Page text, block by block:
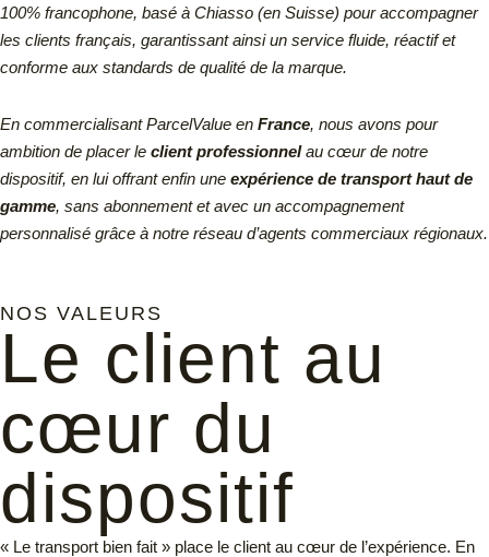
100% francophone, basé à Chiasso (en Suisse) pour accompagner
les clients français, garantissant ainsi un service fluide, réactif et
conforme aux standards de qualité de la marque.
En commercialisant ParcelValue en France, nous avons pour
ambition de placer le client professionnelau cœur de notre
dispositif, en lui offrant enfin une expérience de transport haut de
gamme, sans abonnement et avec un accompagnement
personnalisé grâce à notre réseau d’agents commerciaux régionaux.
NOS VALEURS
Le client au
cœur du
dispositif
« Le transport bien fait » place le client au cœur de l’expérience. En